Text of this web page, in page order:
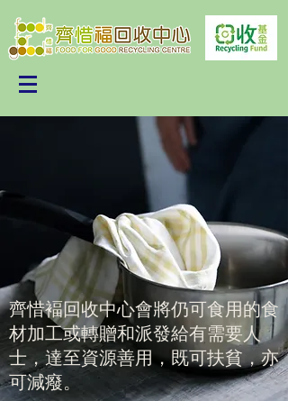
齊惜褔回收中心會將仍可食用的食
材加工或轉贈和派發給有需要人
士，達至資源善用，既可扶貧，亦
可減癈。